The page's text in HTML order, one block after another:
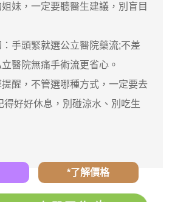
妹，一定要聽醫生建議，別盲目
頭緊就選公立醫院藥流;不差
醫院無痛手術流更省心。
，不管選哪種方式，一定要去
得好好休息，別碰涼水、別吃生
*了解價格